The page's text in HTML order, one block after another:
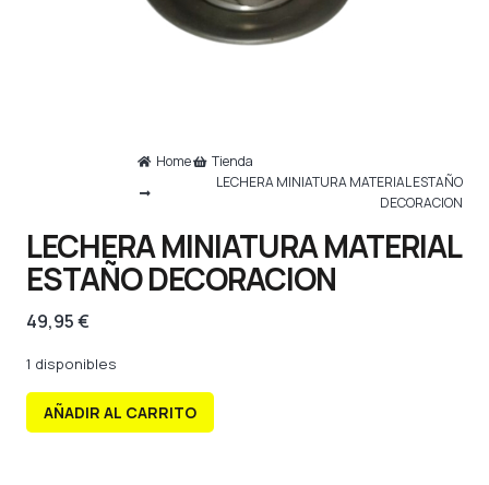
Home
Tienda
LECHERA MINIATURA MATERIAL ESTAÑO
DECORACION
LECHERA MINIATURA MATERIAL
ESTAÑO DECORACION
49,95€
1 disponibles
AÑADIR AL CARRITO